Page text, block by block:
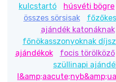
Lánybúcsú feladatok,
Szülinapi feladatok, Több
Szexivityszex pózokkal, de
volt elég, akkor van egy
hüllyét magadból! "
ra ér feltölteni!!!!!
kulcstartó
húsvéti bögre
összes sörsisak
ajándék katonáknak
főnökasszonyoknak
ajándékok
focis törölköző
szüllinapi